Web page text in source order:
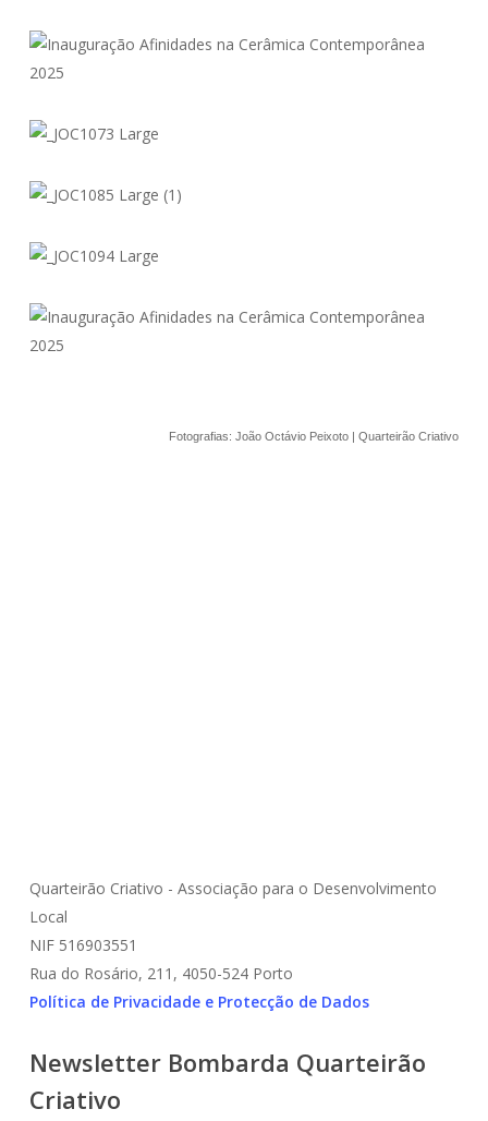
Fotografias: João Octávio Peixoto | Quarteirão Criativo
Quarteirão Criativo - Associação para o Desenvolvimento
Local
NIF 516903551
Rua do Rosário, 211, 4050-524 Porto
Política de Privacidade e Protecção de Dados
Newsletter Bombarda Quarteirão
Criativo